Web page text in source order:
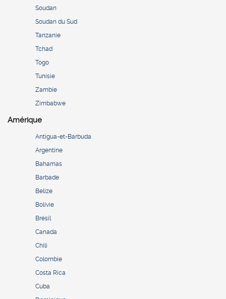
Soudan
Soudan du Sud
Tanzanie
Tchad
Togo
Tunisie
Zambie
Zimbabwe
Amérique
Antigua-et-Barbuda
Argentine
Bahamas
Barbade
Belize
Bolivie
Brésil
Canada
Chili
Colombie
Costa Rica
Cuba